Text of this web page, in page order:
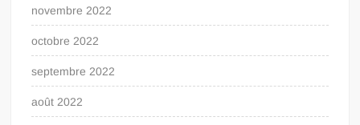
novembre 2022
octobre 2022
septembre 2022
août 2022